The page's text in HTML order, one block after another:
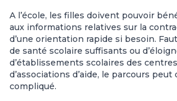
A l’école, les filles doivent pouvoir
aux informations relatives sur la
d’une orientation rapide si besoin.
de santé scolaire suffisants ou
d’établissements scolaires des centres
d’associations d’aide, le parcours
compliqué.